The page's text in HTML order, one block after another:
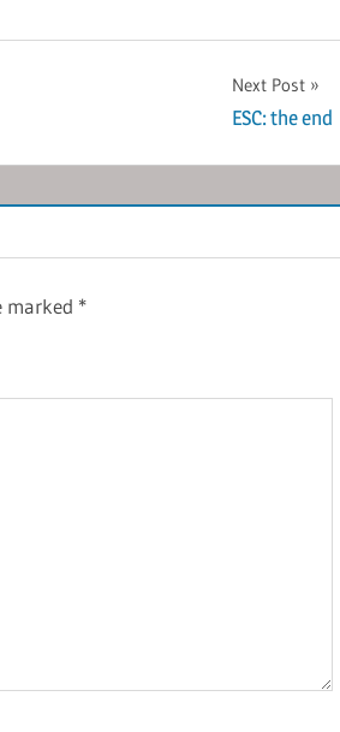
Next Post
ESC: the end
marked *